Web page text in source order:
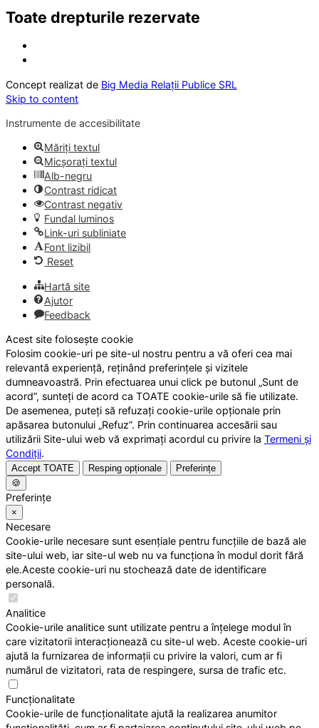
Toate drepturile rezervate
Concept realizat de Big Media Relații Publice SRL
Skip to content
Instrumente de accesibilitate
Măriți textul
Micșorați textul
Alb-negru
Contrast ridicat
Contrast negativ
Fundal luminos
Link-uri subliniate
Font lizibil
Reset
Hartă site
Ajutor
Feedback
Acest site folosește cookie
Folosim cookie-uri pe site-ul nostru pentru a vă oferi cea mai
relevantă experiență, reținând preferințele și vizitele
dumneavoastră. Prin efectuarea unui click pe butonul „Sunt de
acord”, sunteți de acord ca TOATE cookie-urile să fie utilizate.
De asemenea, puteți să refuzați cookie-urile opționale prin
apăsarea butonului „Refuz”. Prin continuarea accesării sau
utilizării Site-ului web vă exprimați acordul cu privire la Termeni și
Condiții.
Accept TOATE Resping opționale
Preferințe
🍪
Preferințe
×
Necesare
Cookie-urile necesare sunt esențiale pentru funcțiile de bază ale
site-ului web, iar site-ul web nu va funcționa în modul dorit fără
ele.Aceste cookie-uri nu stochează date de identificare
personală.
Analitice
Cookie-urile analitice sunt utilizate pentru a înțelege modul în
care vizitatorii interacționează cu site-ul web. Aceste cookie-uri
ajută la furnizarea de informații cu privire la valori, cum ar fi
numărul de vizitatori, rata de respingere, sursa de trafic etc.
Funcționalitate
Cookie-urile de funcționalitate ajută la realizarea anumitor